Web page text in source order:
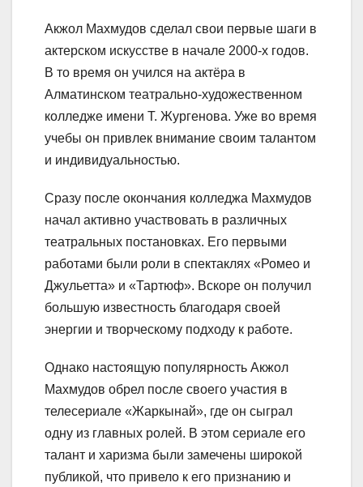
Акжол Махмудов сделал свои первые шаги в
актерском искусстве в начале 2000-х годов.
В то время он учился на актёра в
Алматинском театрально-художественном
колледже имени Т. Жургенова. Уже во время
учебы он привлек внимание своим талантом
и индивидуальностью.
Сразу после окончания колледжа Махмудов
начал активно участвовать в различных
театральных постановках. Его первыми
работами были роли в спектаклях «Ромео и
Джульетта» и «Тартюф». Вскоре он получил
большую известность благодаря своей
энергии и творческому подходу к работе.
Однако настоящую популярность Акжол
Махмудов обрел после своего участия в
телесериале «Жаркынай», где он сыграл
одну из главных ролей. В этом сериале его
талант и харизма были замечены широкой
публикой, что привело к его признанию и